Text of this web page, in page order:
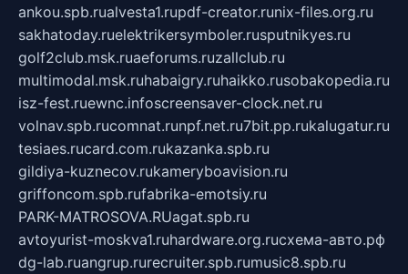
ankou.spb.rualvesta1.rupdf-creator.runix-files.org.ru
sakhatoday.ruelektrikersymboler.rusputnikyes.ru
golf2club.msk.ruaeforums.ruzallclub.ru
multimodal.msk.ruhabaigry.ruhaikko.rusobakopedia.ru
isz-fest.ruewnc.infoscreensaver-clock.net.ru
volnav.spb.rucomnat.runpf.net.ru7bit.pp.rukalugatur.ru
tesiaes.rucard.com.rukazanka.spb.ru
gildiya-kuznecov.rukameryboavision.ru
griffoncom.spb.rufabrika-emotsiy.ru
PARK-MATROSOVA.RUagat.spb.ru
avtoyurist-moskva1.ruhardware.org.ruсхема-авто.рф
dg-lab.ruangrup.rurecruiter.spb.rumusic8.spb.ru